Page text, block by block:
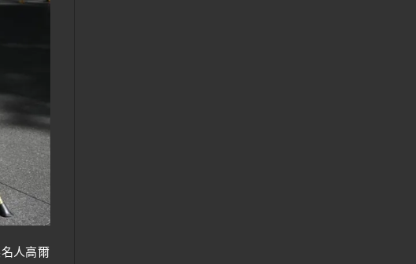
人高爾